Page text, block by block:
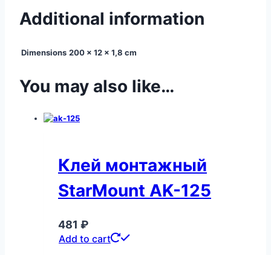
Additional information
Dimensions 200 × 12 × 1,8 cm
You may also like…
Клей монтажный
StarMount AK-125
481 ₽
Add to cart